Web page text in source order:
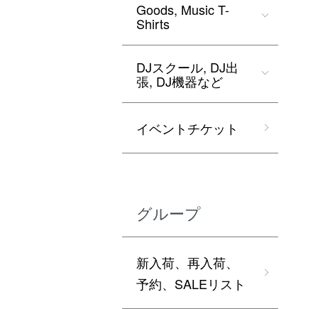
Goods, Music T-
Shirts
DJスクール, DJ出
張, DJ機器など
イベントチケット
グループ
新入荷、再入荷、
予約、SALEリスト